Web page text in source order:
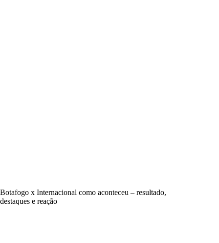
Botafogo x Internacional como aconteceu – resultado,
destaques e reação